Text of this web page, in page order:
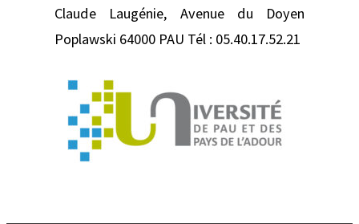
Claude Laugénie, Avenue du Doyen
Poplawski 64000 PAU Tél : 05.40.17.52.21